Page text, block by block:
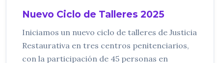
Nuevo Ciclo de Talleres 2025
Iniciamos un nuevo ciclo de talleres de Justicia
Restaurativa en tres centros penitenciarios,
con la participación de 45 personas en